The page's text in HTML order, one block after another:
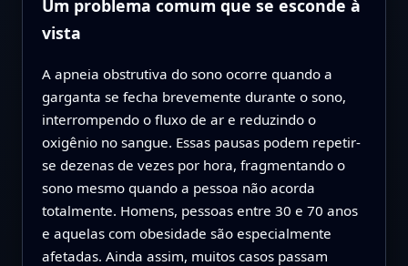
Um problema comum que se esconde à
vista
A apneia obstrutiva do sono ocorre quando a
garganta se fecha brevemente durante o sono,
interrompendo o fluxo de ar e reduzindo o
oxigênio no sangue. Essas pausas podem repetir-
se dezenas de vezes por hora, fragmentando o
sono mesmo quando a pessoa não acorda
totalmente. Homens, pessoas entre 30 e 70 anos
e aquelas com obesidade são especialmente
afetadas. Ainda assim, muitos casos passam